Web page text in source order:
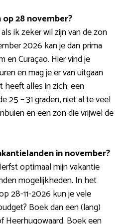
28 november?
ik zeker wil zijn van de zon
2026 kan je dan prima
en Curaçao. Hier vind je
en mag je er van uitgaan
heeft alles in zich: een
25 – 31 graden, niet al te veel
en een zon die vrijwel de
in november?
optimaal mijn vakantie
mogelijkheden. In het
28-11-2026 kun je vele
Boek dan een (lang)
Heerhugowaard. Boek een